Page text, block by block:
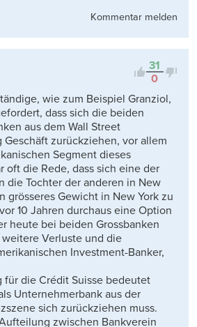
Kommentar melden
31
0
wie zum Beispiel Granziol,
dass sich die beiden
aus dem Wall Street
Geschäft zurückziehen, vor allem
Segment dieses
oft die Rede, dass sich eine der
die Tochter der anderen in New
grösseres Gewicht in New York zu
10 Jahren durchaus eine Option
heute bei beiden Grossbanken
Verluste und die
Investment-Banker,
für die Crédit Suisse bedeutet
Unternehmerbank aus der
sich zurückziehen muss.
zwischen Bankverein